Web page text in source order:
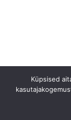
Küpsised